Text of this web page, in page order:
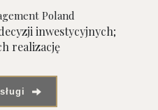
inwestycyjnych;
realizację